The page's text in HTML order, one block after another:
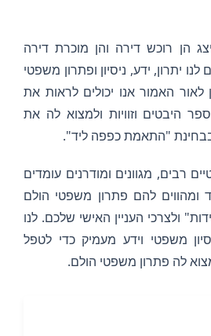
הן רוכש דירה והן מוכרת דירה
יתרון, ידע, ניסיון ופתרון משפטי
האמור אנו יכולים לראות את
היבטים וזוויות ולמצוא לה את
"התאמת כפפה ליד".
רבים, מגוונים ומודרנים עומדים
להם פתרון משפטי הולם
ולצרכי העניין האישי שלכם. לנו
משפטי וידע מעמיק כדי לטפל
לה פתרון משפטי הולם.